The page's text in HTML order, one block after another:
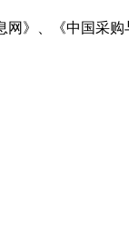
》、《中国采购